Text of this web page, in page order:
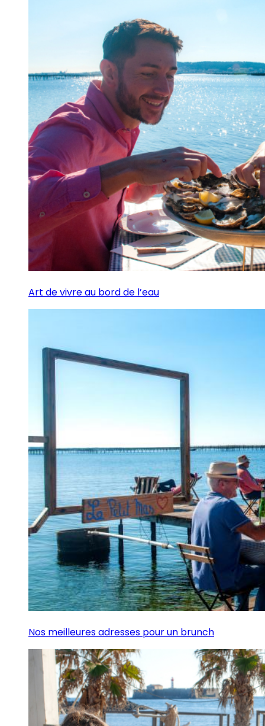
Art de vivre au bord de l’eau
Nos meilleures adresses pour un brunch